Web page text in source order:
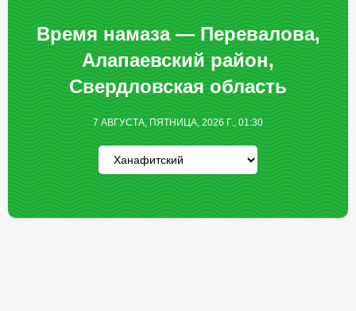
Время намаза — Перевалова,
Алапаевский район,
Свердловская область
7 АВГУСТА, ПЯТНИЦА, 2026 Г., 01:30